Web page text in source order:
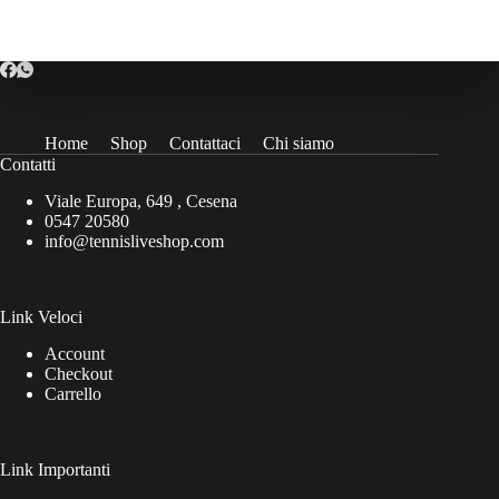
scelte
prodotto
scelte
prodotto
Home Shop Contattaci
Chi siamo
Contatti
Viale Europa, 649 , Cesena
0547 20580
info@tennisliveshop.com
Link Veloci
Account
Checkout
Carrello
Link Importanti